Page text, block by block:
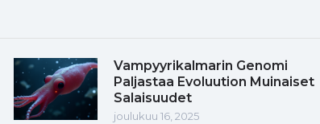
Vampyyrikalmarin Genomi
Paljastaa Evoluution Muinaiset
Salaisuudet
joulukuu 16, 2025